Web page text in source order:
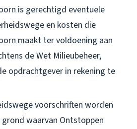
is gerechtigd eventuele
en kosten die
maakt ter voldoening aan
de Wet Milieubeheer,
opdrachtgever in rekening te
voorschriften worden
waarvan Ontstoppen